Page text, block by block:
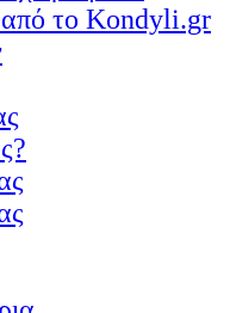
το Kondyli.gr